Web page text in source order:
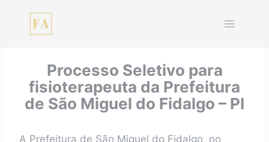
Processo Seletivo para
fisioterapeuta da Prefeitura
de São Miguel do Fidalgo – PI
A Prefeitura de São Miguel do Fidalgo, no